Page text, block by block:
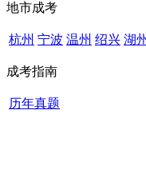
地市成考
杭州 宁波 温州 绍兴 湖州
成考指南
历年真题